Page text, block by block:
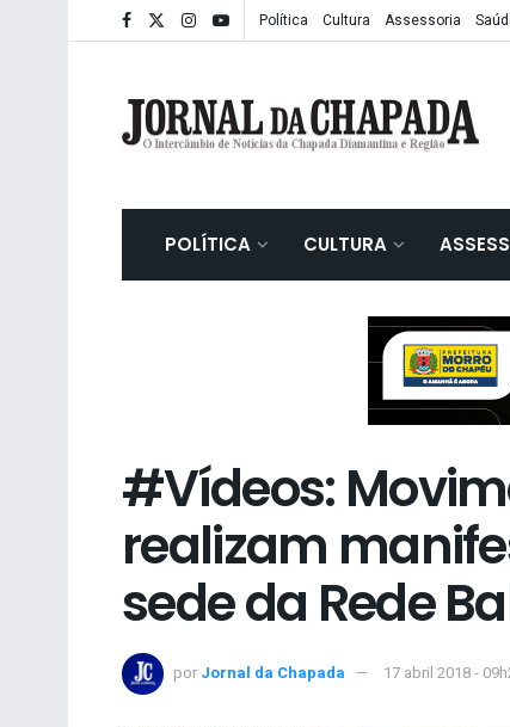
Política Cultura Assessoria
POLÍTICA CULTURA
#Vídeos:
realizam
sede da Rede
por Jornal da Chapada 17 abril 2018 -